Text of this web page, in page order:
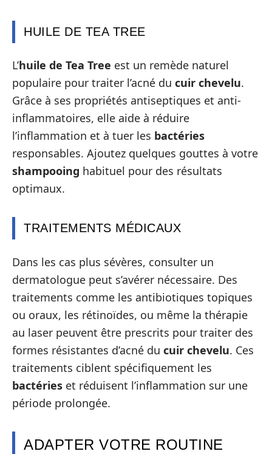
HUILE DE TEA TREE
L’huile de Tea Tree est un remède naturel
populaire pour traiter l’acné du cuir chevelu.
Grâce à ses propriétés antiseptiques et anti-
inflammatoires, elle aide à réduire
l’inflammation et à tuer les bactéries
responsables. Ajoutez quelques gouttes à votre
shampooing habituel pour des résultats
optimaux.
TRAITEMENTS MÉDICAUX
Dans les cas plus sévères, consulter un
dermatologue peut s’avérer nécessaire. Des
traitements comme les antibiotiques topiques
ou oraux, les rétinoïdes, ou même la thérapie
au laser peuvent être prescrits pour traiter des
formes résistantes d’acné du cuir chevelu. Ces
traitements ciblent spécifiquement les
bactéries et réduisent l’inflammation sur une
période prolongée.
ADAPTER VOTRE ROUTINE